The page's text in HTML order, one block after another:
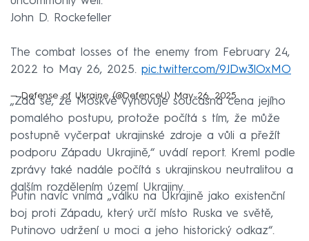
John D. Rockefeller
The combat losses of the enemy from February 24,
2022 to May 26, 2025. pic.twitter.com/9JDw3lOxMO
— Defense of Ukraine (@DefenceU) May 26, 2025
„Zdá se, že Moskvě vyhovuje současná cena jejího
pomalého postupu, protože počítá s tím, že může
postupně vyčerpat ukrajinské zdroje a vůli a přežít
podporu Západu Ukrajině,“ uvádí report. Kreml podle
zprávy také nadále počítá s ukrajinskou neutralitou a
dalším rozdělením území Ukrajiny.
Putin navíc vnímá „válku na Ukrajině jako existenční
boj proti Západu, který určí místo Ruska ve světě,
Putinovo udržení u moci a jeho historický odkaz“.